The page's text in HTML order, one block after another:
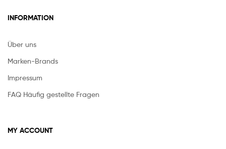
INFORMATION
Über uns
Marken-Brands
Impressum
FAQ Häufig gestellte Fragen
MY ACCOUNT